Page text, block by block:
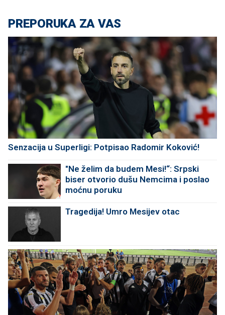
PREPORUKA ZA VAS
Senzacija u Superligi: Potpisao Radomir Koković!
"Ne želim da budem Mesi!“: Srpski
biser otvorio dušu Nemcima i poslao
moćnu poruku
Tragedija! Umro Mesijev otac